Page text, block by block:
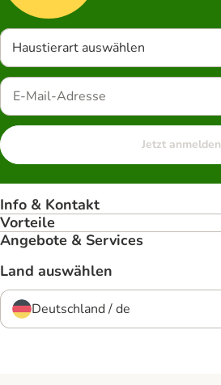
Haustierart auswählen
Jetzt anmelden
Info & Kontakt
Vorteile
Angebote & Services
Land auswählen
Deutschland / de